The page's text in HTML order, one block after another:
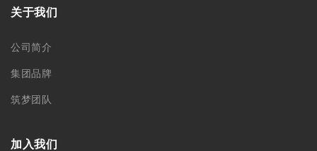
关于我们
公司简介
集团品牌
筑梦团队
加入我们